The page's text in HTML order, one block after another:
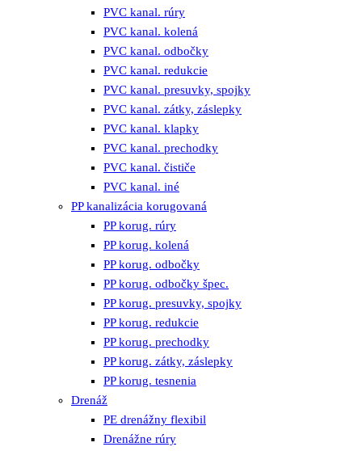
PVC kanal. rúry
PVC kanal. kolená
PVC kanal. odbočky
PVC kanal. redukcie
PVC kanal. presuvky, spojky
PVC kanal. zátky, záslepky
PVC kanal. klapky
PVC kanal. prechodky
PVC kanal. čističe
PVC kanal. iné
PP kanalizácia korugovaná
PP korug. rúry
PP korug. kolená
PP korug. odbočky
PP korug. odbočky špec.
PP korug. presuvky, spojky
PP korug. redukcie
PP korug. prechodky
PP korug. zátky, záslepky
PP korug. tesnenia
Drenáž
PE drenážny flexibil
Drenážne rúry